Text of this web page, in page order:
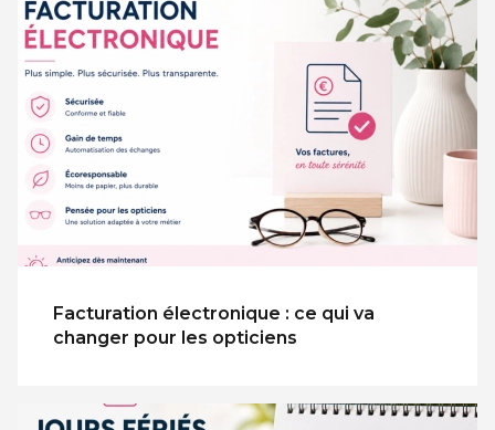
Facturation électronique : ce qui va
changer pour les opticiens